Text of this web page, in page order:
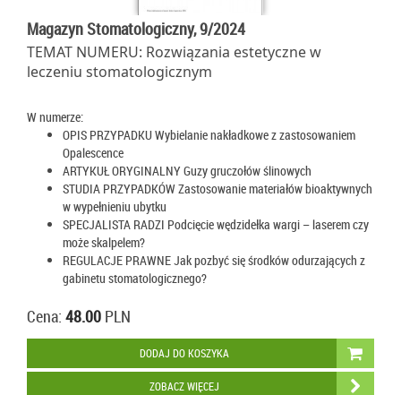
Magazyn Stomatologiczny, 9/2024
TEMAT NUMERU: Rozwiązania estetyczne w
leczeniu stomatologicznym
W numerze:
OPIS PRZYPADKU Wybielanie nakładkowe z zastosowaniem
Opalescence
ARTYKUŁ ORYGINALNY Guzy gruczołów ślinowych
STUDIA PRZYPADKÓW Zastosowanie materiałów bioaktywnych
w wypełnieniu ubytku
SPECJALISTA RADZI Podcięcie wędzidełka wargi – laserem czy
może skalpelem?
REGULACJE PRAWNE Jak pozbyć się środków odurzających z
gabinetu stomatologicznego?
Cena: 48.00 PLN
DODAJ DO KOSZYKA
ZOBACZ WIĘCEJ